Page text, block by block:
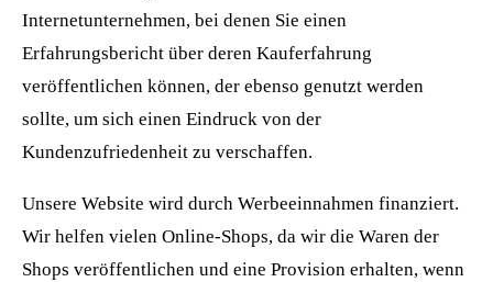
Internetunternehmen, bei denen Sie einen
Erfahrungsbericht über deren Kauferfahrung
veröffentlichen können, der ebenso genutzt werden
sollte, um sich einen Eindruck von der
Kundenzufriedenheit zu verschaffen.
Unsere Website wird durch Werbeeinnahmen finanziert.
Wir helfen vielen Online-Shops, da wir die Waren der
Shops veröffentlichen und eine Provision erhalten, wenn